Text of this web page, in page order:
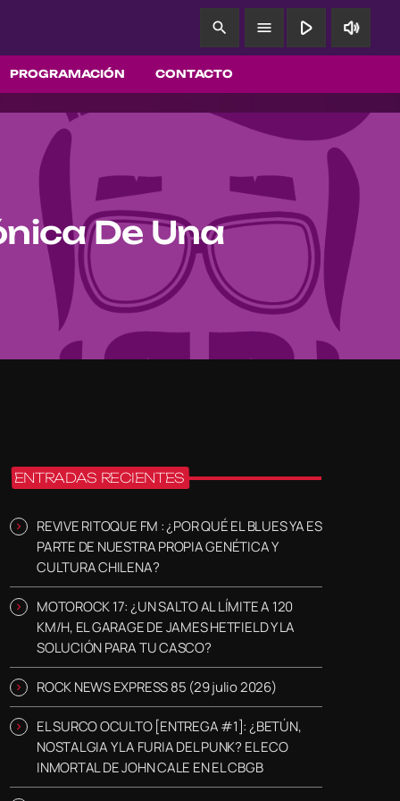
PROGRAMACIÓN CONTACTO
search menu play_arrow volume_up
De Una
ENTRADAS RECIENTES
REVIVE RITOQUE FM : ¿POR QUÉ EL BLUES YA ES
PARTE DE NUESTRA PROPIA GENÉTICA Y
CULTURA CHILENA?
MOTOROCK 17: ¿UN SALTO AL LÍMITE A 120
KM/H, EL GARAGE DE JAMES HETFIELD Y LA
SOLUCIÓN PARA TU CASCO?
ROCK NEWS EXPRESS 85 (29 julio 2026)
EL SURCO OCULTO [ENTREGA #1]: ¿BETÚN,
NOSTALGIA Y LA FURIA DEL PUNK? EL ECO
INMORTAL DE JOHN CALE EN EL CBGB